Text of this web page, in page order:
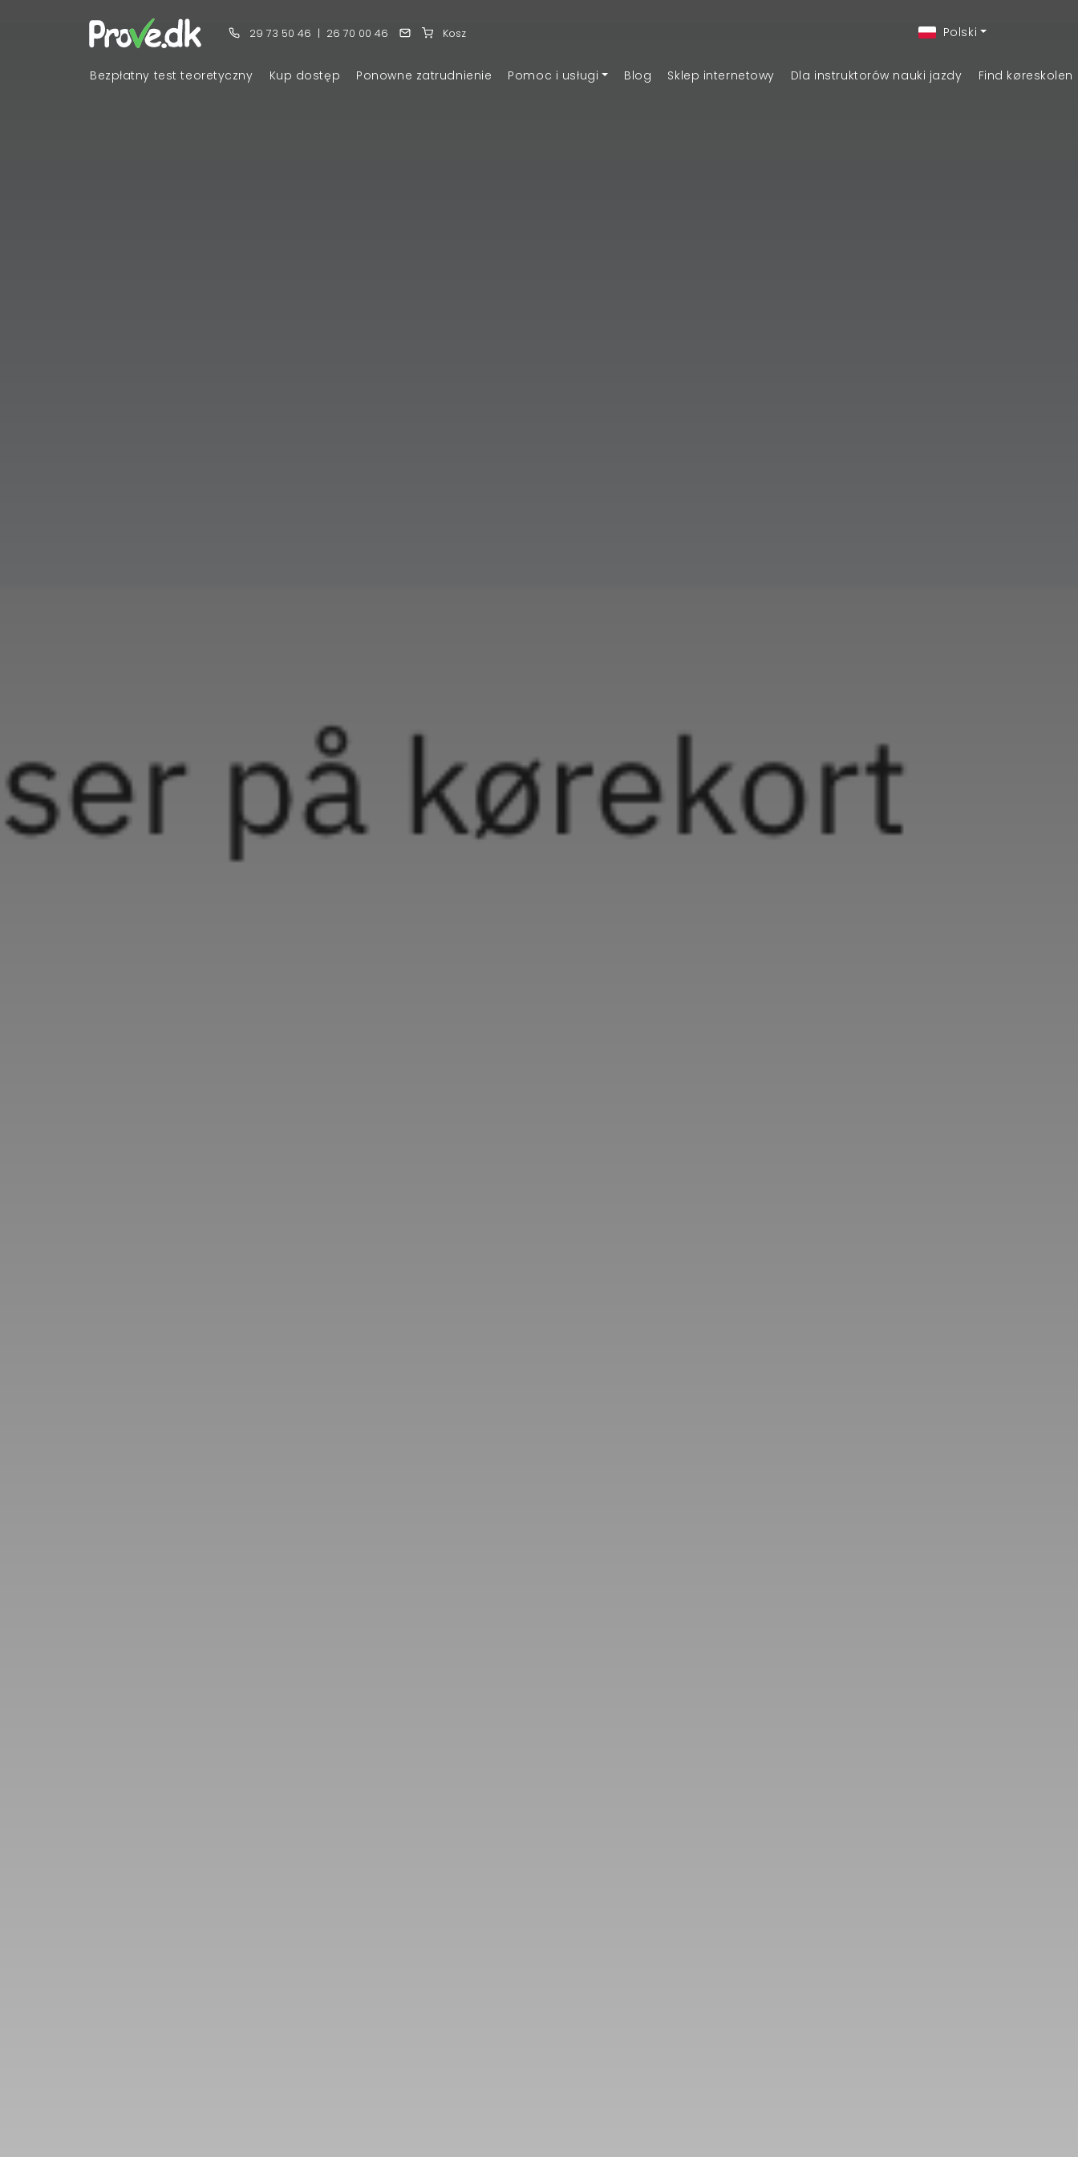
29 73 50 46 | 26 70 00 46 Kosz Polski
Bezpłatny test teoretyczny Kup dostęp Ponowne zatrudnienie Pomoc i usługi Blog Sklep internetowy Dla instruktorów nauki jazdy Find køreskolen